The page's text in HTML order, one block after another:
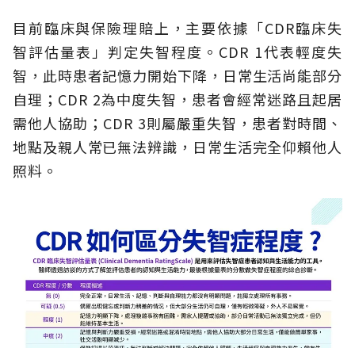
目前臨床與保險理賠上，主要依據「CDR臨床失
智評估量表」判定失智程度。CDR 1代表輕度失
智，此時患者記憶力開始下降，日常生活尚能部分
自理；CDR 2為中度失智，患者會經常迷路且起居
需他人協助；CDR 3則屬嚴重失智，患者對時間、
地點及親人常已無法辨識，日常生活完全仰賴他人
照料。